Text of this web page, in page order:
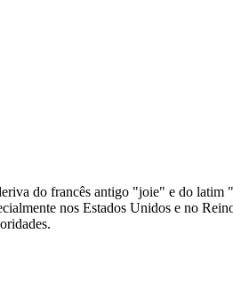
do francês antigo "joie" e do
nos Estados Unidos e no